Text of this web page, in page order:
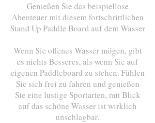
Genießen Sie das beispiellose
Abenteuer mit diesem fortschrittlichen
Stand Up Paddle Board auf dem Wasser
Wenn Sie offenes Wasser mögen, gibt
es nichts Besseres, als wenn Sie auf
eigenen Paddleboard zu stehen. Fühlen
Sie sich frei zu fahren und genießen
Sie eine lustige Sportarten, mit Blick
auf das schöne Wasser ist wirklich
unschlagbar.